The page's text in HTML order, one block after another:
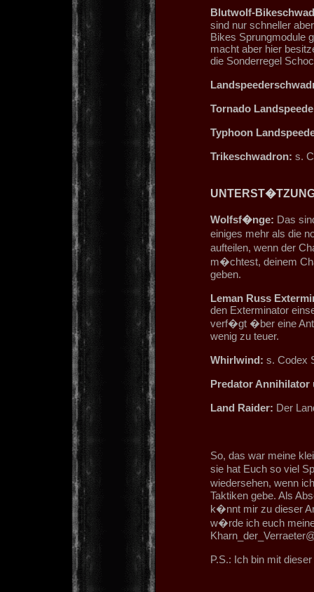
Blutwolf-
sind nur schneller
Bikes Sprungmodule
macht aber hier
die Sonderregel
Tornado
Typhoon
Trikeschwadron: s.
Wolfsf�nge: Das
einiges mehr als die
aufteilen, wenn der
m�chtest, deinem
geben.
Leman Russ
den Exterminator
verf�gt �ber eine
wenig zu teuer.
Whirlwind: s. Codex
Predator Annihilator
Land Raider: Der
So, das war meine
sie hat Euch so viel
wiedersehen, wenn
Taktiken gebe. Als
k�nnt mir zu dieser
w�rde ich euch
P.S.: Ich bin mit